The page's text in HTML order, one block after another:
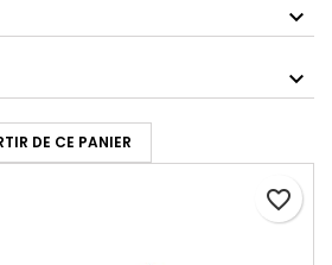
DE CE PANIER
favorite_border